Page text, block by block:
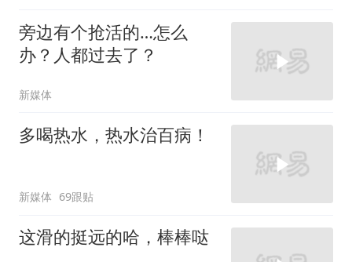
旁边有个抢活的…怎么
办？人都过去了？
新媒体
多喝热水，热水治百病！
新媒体 69跟贴
这滑的挺远的哈，棒棒哒